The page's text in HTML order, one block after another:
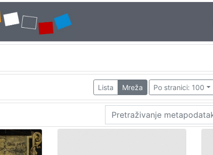
Lista Mreža Po stranici: 100